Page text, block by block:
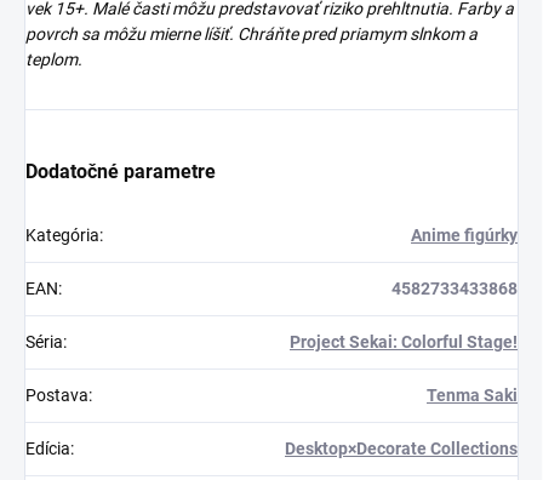
vek 15+. Malé časti môžu predstavovať riziko prehltnutia. Farby a
povrch sa môžu mierne líšiť. Chráňte pred priamym slnkom a
teplom.
Dodatočné parametre
Kategória: Anime figúrky
EAN: 4582733433868
Séria: Project Sekai: Colorful Stage!
Postava: Tenma Saki
Edícia: Desktop×Decorate Collections